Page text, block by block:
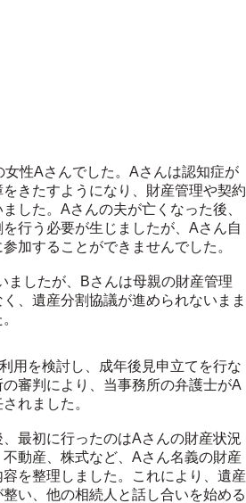
女性Aさんでした。Aさんは認知症が
きたすようになり、財産管理や契約
した。Aさんの夫が亡くなった後、
行う必要が生じましたが、Aさん自
加することができませんでした。
ましたが、Bさんは母親の財産管理
、遺産分割協議が進められないまま
用を検討し、成年後見申立てを行な
審判により、当事務所の弁護士がA
れました。
最初に行ったのはAさんの財産状況
動産、株式など、Aさん名義の財産
を整理しました。これにより、遺産
い、他の相続人と話し合いを始める